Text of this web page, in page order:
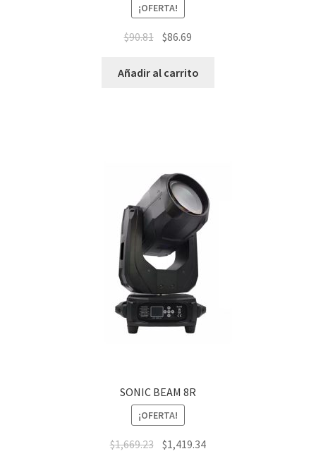
¡OFERTA!
$90.81 $86.69
Añadir al carrito
SONIC BEAM 8R
¡OFERTA!
$1,669.23 $1,419.34